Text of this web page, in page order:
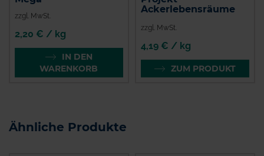
zzgl. MwSt.
2,20 € / kg
IN DEN
WARENKORB
Ackerlebensräume
zzgl. MwSt.
4,19 € / kg
ZUM PRODUKT
Ähnliche Produkte